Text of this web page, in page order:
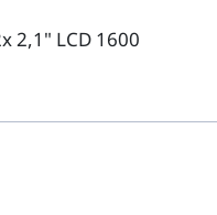
2,1" LCD 1600